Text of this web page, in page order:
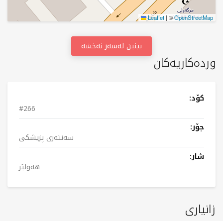
وردەکاریەکان
کۆد:
#266
جۆر:
سەنتەری پزیشکی
شار:
هەولێر
زانیاری
Leaflet | ©OpenStreetMap
بینین لەسەر نەخشە